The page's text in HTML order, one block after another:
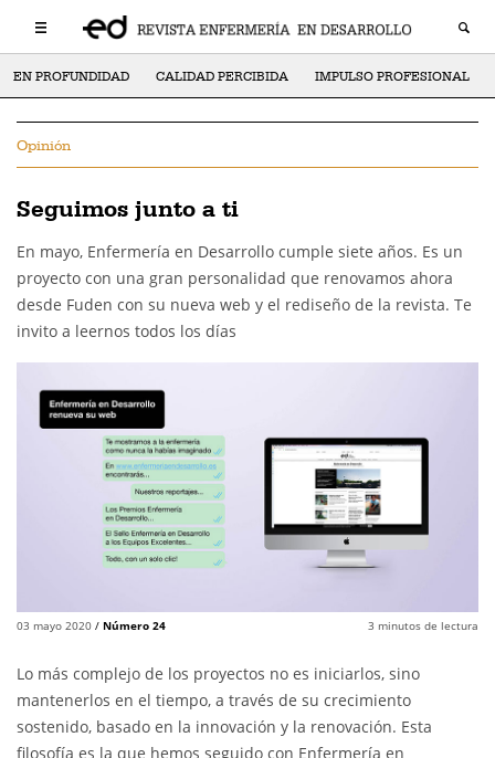
EN PROFUNDIDAD CALIDAD PERCIBIDA IMPULSO PROFESIONAL
Opinión
Seguimos junto a ti
En mayo, Enfermería en Desarrollo cumple siete años. Es un
proyecto con una gran personalidad que renovamos ahora
desde Fuden con su nueva web y el rediseño de la revista. Te
invito a leernos todos los días
03 mayo 2020 / Número 24 3 minutos de lectura
Lo más complejo de los proyectos no es iniciarlos, sino
mantenerlos en el tiempo, a través de su crecimiento
sostenido, basado en la innovación y la renovación. Esta
filosofía es la que hemos seguido con Enfermería en